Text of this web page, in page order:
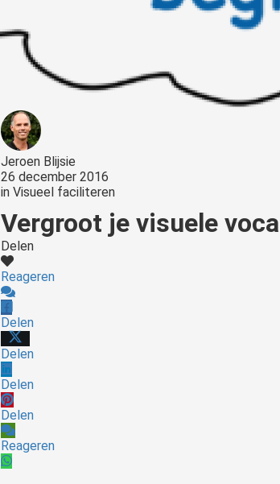
Jeroen Blijsie
26 december 2016
in Visueel faciliteren
Vergroot je visuele
Delen
Reageren
Delen
Delen
Delen
Delen
Reageren